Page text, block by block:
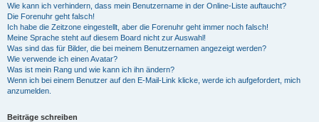
Wie kann ich verhindern, dass mein Benutzername in der Online-Liste auftaucht?
Die Forenuhr geht falsch!
Ich habe die Zeitzone eingestellt, aber die Forenuhr geht immer noch falsch!
Meine Sprache steht auf diesem Board nicht zur Auswahl!
Was sind das für Bilder, die bei meinem Benutzernamen angezeigt werden?
Wie verwende ich einen Avatar?
Was ist mein Rang und wie kann ich ihn ändern?
Wenn ich bei einem Benutzer auf den E-Mail-Link klicke, werde ich aufgefordert, mich
anzumelden.
Beiträge schreiben